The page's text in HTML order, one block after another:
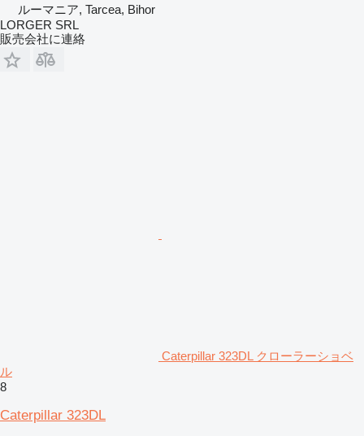
ルーマニア, Tarcea, Bihor
LORGER SRL
販売会社に連絡
Caterpillar 323DL クローラーショベ
ル
8
Caterpillar 323DL